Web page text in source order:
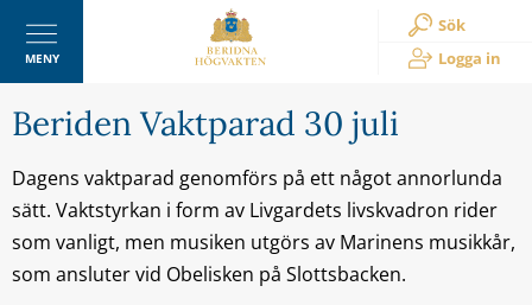
MENY
Sök
Logga in
Beriden Vaktparad 30 juli
Dagens vaktparad genomförs på ett något annorlunda
sätt. Vaktstyrkan i form av Livgardets livskvadron rider
som vanligt, men musiken utgörs av Marinens musikkår,
som ansluter vid Obelisken på Slottsbacken.